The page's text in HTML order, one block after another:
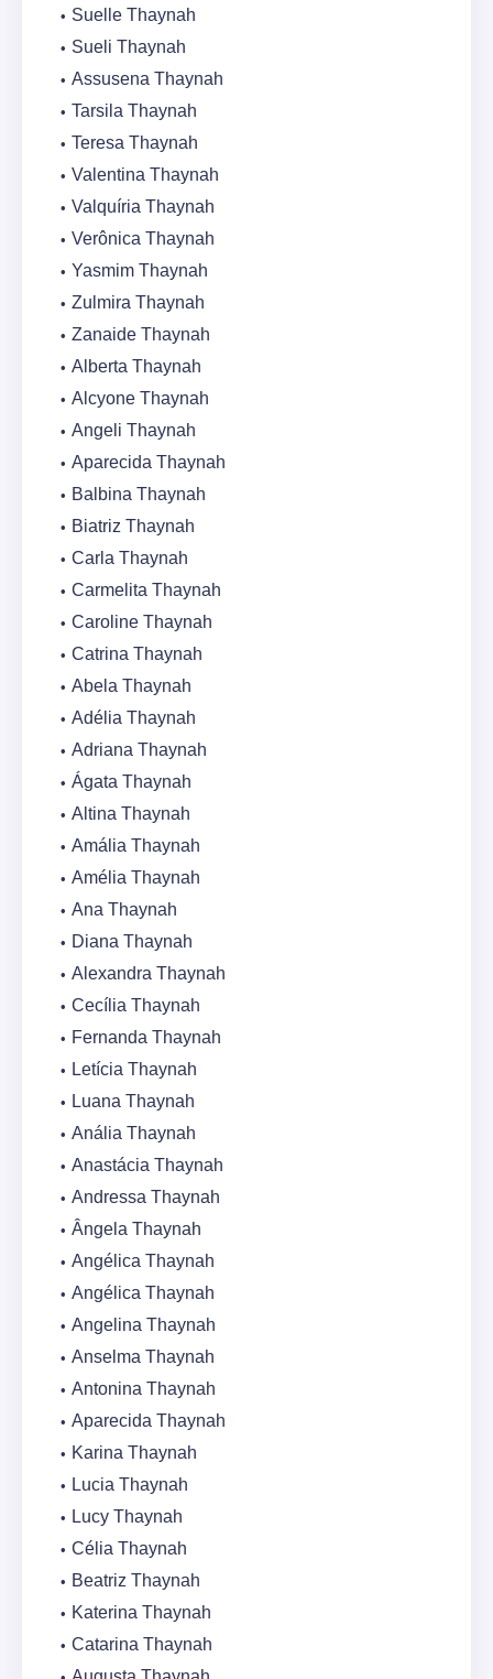
Suelle Thaynah
Sueli Thaynah
Assusena Thaynah
Tarsila Thaynah
Teresa Thaynah
Valentina Thaynah
Valquíria Thaynah
Verônica Thaynah
Yasmim Thaynah
Zulmira Thaynah
Zanaide Thaynah
Alberta Thaynah
Alcyone Thaynah
Angeli Thaynah
Aparecida Thaynah
Balbina Thaynah
Biatriz Thaynah
Carla Thaynah
Carmelita Thaynah
Caroline Thaynah
Catrina Thaynah
Abela Thaynah
Adélia Thaynah
Adriana Thaynah
Ágata Thaynah
Altina Thaynah
Amália Thaynah
Amélia Thaynah
Ana Thaynah
Diana Thaynah
Alexandra Thaynah
Cecília Thaynah
Fernanda Thaynah
Letícia Thaynah
Luana Thaynah
Anália Thaynah
Anastácia Thaynah
Andressa Thaynah
Ângela Thaynah
Angélica Thaynah
Angélica Thaynah
Angelina Thaynah
Anselma Thaynah
Antonina Thaynah
Aparecida Thaynah
Karina Thaynah
Lucia Thaynah
Lucy Thaynah
Célia Thaynah
Beatriz Thaynah
Katerina Thaynah
Catarina Thaynah